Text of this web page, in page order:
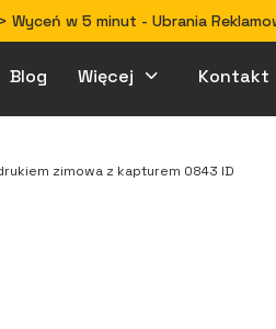
w 5 minut - Ubrania
Blog Więcej Kontakt
zimowa z kapturem 0843 ID